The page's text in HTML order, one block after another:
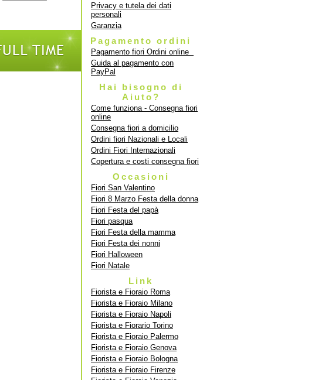
Privacy e tutela dei dati
personali
Garanzia
Pagamento ordini
Pagamento fiori Ordini online
Guida al pagamento con
PayPal
Hai bisogno di
Aiuto?
Come funziona - Consegna fiori
online
Consegna fiori a domicilio
Ordini fiori Nazionali e Locali
Ordini Fiori Internazionali
Copertura e costi consegna fiori
Occasioni
Fiori San Valentino
Fiori 8 Marzo Festa della donna
Fiori Festa del papà
Fiori pasqua
Fiori Festa della mamma
Fiori Festa dei nonni
Fiori Halloween
Fiori Natale
Link
Fiorista e Fioraio Roma
Fiorista e Fioraio Milano
Fiorista e Fioraio Napoli
Fiorista e Fiorario Torino
Fiorista e Fioraio Palermo
Fiorista e Fioraio Genova
Fiorista e Fioraio Bologna
Fiorista e Fioraio Firenze